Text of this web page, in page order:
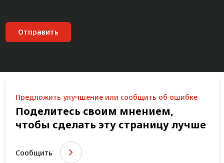
Отправить
Предложить улучшение или сообщить об ошибке
Поделитесь своим мнением,
чтобы сделать эту страницу лучше
Сообщить